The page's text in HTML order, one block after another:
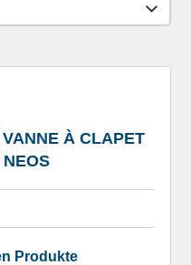
À CLAPET
Produkte